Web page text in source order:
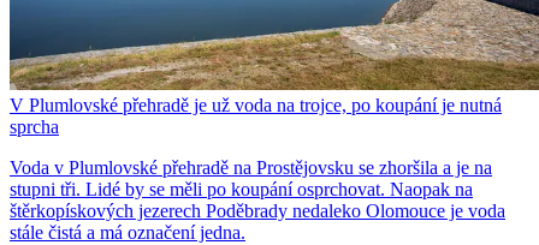
V Plumlovské přehradě je už voda na trojce, po koupání je nutná
sprcha
Voda v Plumlovské přehradě na Prostějovsku se zhoršila a je na
stupni tři. Lidé by se měli po koupání osprchovat. Naopak na
štěrkopískových jezerech Poděbrady nedaleko Olomouce je voda
stále čistá a má označení jedna.